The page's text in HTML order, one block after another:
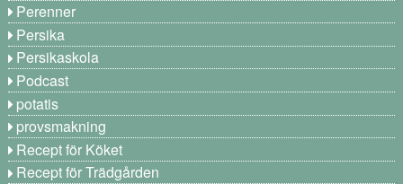
Perenner
Persika
Persikaskola
Podcast
potatis
provsmakning
Recept för Köket
Recept för Trädgården